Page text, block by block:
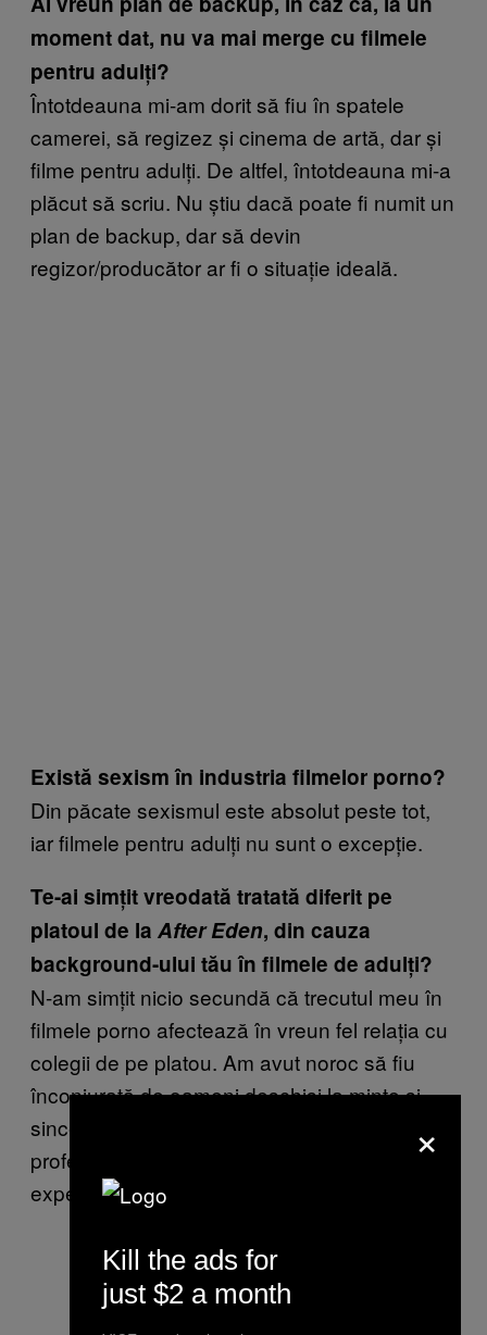
moment dat, nu va mai merge cu filmele
pentru adulți?
Întotdeauna mi-am dorit să fiu în spatele
camerei, să regizez și cinema de artă, dar și
filme pentru adulți. De altfel, întotdeauna mi-a
plăcut să scriu. Nu știu dacă poate fi numit un
plan de backup, dar să devin
regizor/producător ar fi o situație ideală.
Există sexism în industria filmelor porno?
Din păcate sexismul este absolut peste tot,
iar filmele pentru adulți nu sunt o excepție.
Te-ai simțit vreodată tratată diferit pe
platoul de la After Eden, din cauza
background-ului tău în filmele de adulți?
N-am simțit nicio secundă că trecutul meu în
filmele porno afectează în vreun fel relația cu
colegii de pe platou. Am avut noroc să fiu
înconjurată de oameni deschiși la minte și
sinceri. Toată lumea a tratat filmul cu
profesionalism. A fost cea mai mișto
experiență din viața mea de până acum.
×
Kill the ads for
just $2 a month